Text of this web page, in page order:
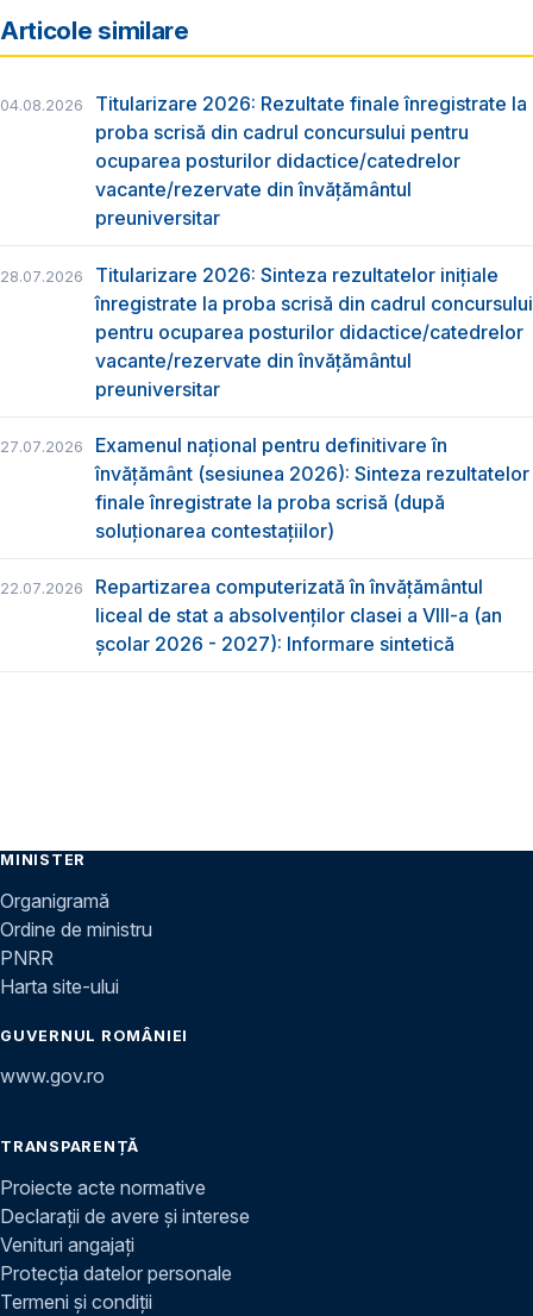
Articole similare
04.08.2026
Titularizare 2026: Rezultate finale înregistrate la
proba scrisă din cadrul concursului pentru
ocuparea posturilor didactice/catedrelor
vacante/rezervate din învăţământul
preuniversitar
28.07.2026
Titularizare 2026: Sinteza rezultatelor inițiale
înregistrate la proba scrisă din cadrul concursului
pentru ocuparea posturilor didactice/catedrelor
vacante/rezervate din învăţământul
preuniversitar
27.07.2026
Examenul național pentru definitivare în
învățământ (sesiunea 2026): Sinteza rezultatelor
finale înregistrate la proba scrisă (după
soluționarea contestațiilor)
22.07.2026
Repartizarea computerizată în învăţământul
liceal de stat a absolvenţilor clasei a VIII-a (an
școlar 2026 - 2027): Informare sintetică
MINISTER
Organigramă
Ordine de ministru
PNRR
Harta site-ului
GUVERNUL ROMÂNIEI
www.gov.ro
TRANSPARENȚĂ
Proiecte acte normative
Declarații de avere și interese
Venituri angajați
Protecția datelor personale
Termeni și condiții